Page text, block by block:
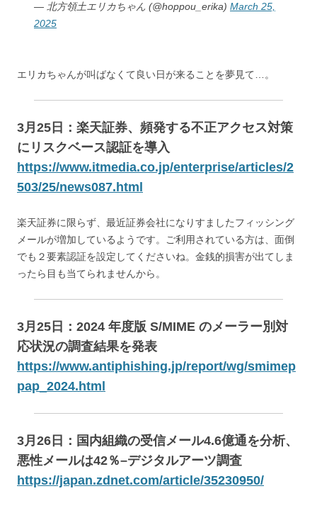
— 北方領土エリカちゃん (@hoppou_erika) March 25,
2025
エリカちゃんが叫ばなくて良い日が来ることを夢見て…。
3月25日： 楽天証券、頻発する不正アクセス対策
にリスクベース認証を導入
https://www.itmedia.co.jp/enterprise/articles/2
503/25/news087.html
楽天証券に限らず、最近証券会社になりすましたフィッシング
メールが増加しているようです。ご利用されている方は、面倒
でも２要素認証を設定してくださいね。金銭的損害が出てしま
ったら目も当てられませんから。
3月25日：2024 年度版 S/MIME のメーラー別対
応状況の調査結果を発表
https://www.antiphishing.jp/report/wg/smimep
pap_2024.html
3月26日：国内組織の受信メール4.6億通を分析、
悪性メールは42％–デジタルアーツ調査
https://japan.zdnet.com/article/35230950/